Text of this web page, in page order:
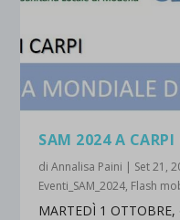
SAM 2024 A
diAnnalisa Paini | Set 21,
Eventi_SAM_2024, Flash
MARTEDÌ 1